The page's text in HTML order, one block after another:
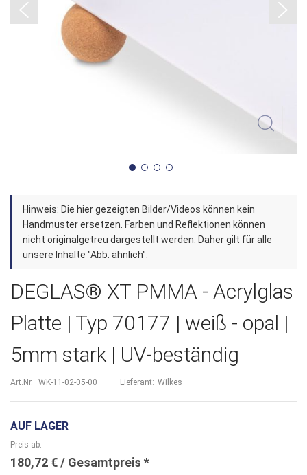
Zum
Anfang
der
Bildergalerie
Hinweis: Die hier gezeigten Bilder/Videos können kein
Handmuster ersetzen. Farben und Reflektionen können
nicht originalgetreu dargestellt werden. Daher gilt für alle
unsere Inhalte "Abb. ähnlich".
DEGLAS® XT PMMA - Acrylglas
Platte | Typ 70177 | weiß - opal |
5mm stark | UV-beständig
Art.Nr. WK-11-02-05-00 Lieferant: Wilkes
AUF LAGER
Preis ab
180,72 €